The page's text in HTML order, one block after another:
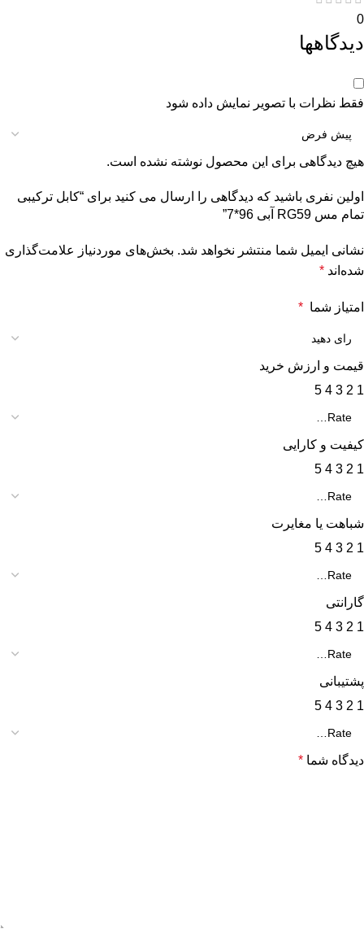
0
دیدگاهها
فقط نظرات با تصویر نمایش داده شود
هیچ دیدگاهی برای این محصول نوشته نشده است.
اولین نفری باشید که دیدگاهی را ارسال می کنید برای “کابل ترکیبی
تمام مس RG59 آبی 96*7”
نشانی ایمیل شما منتشر نخواهد شد. بخش‌های موردنیاز علامت‌گذاری
شده‌اند *
امتیاز شما *
قیمت و ارزش خرید
1
2
3
4
5
کیفیت و کارایی
1
2
3
4
5
شباهت یا مغایرت
1
2
3
4
5
گارانتی
1
2
3
4
5
پشتیبانی
1
2
3
4
5
دیدگاه شما *